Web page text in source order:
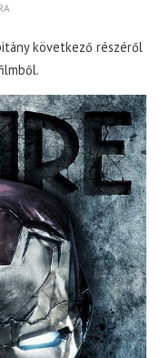
következő részéről